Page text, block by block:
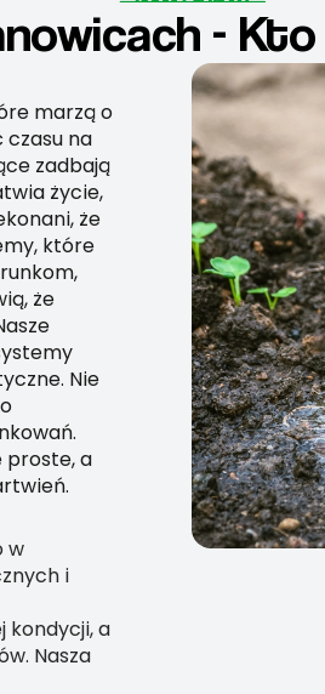
-
marzą o
czasu na
zadbają
życie,
że
które
że
Nie
proste, a
w
i
kondycji, a
Nasza